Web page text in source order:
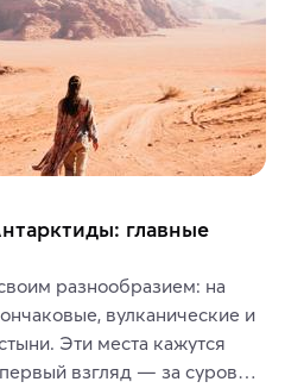
главные
разнообразием: на
вулканические и
Эти места кажутся
взгляд — за суровой